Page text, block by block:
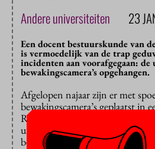
Andere universiteiten 23
Een docent bestuurskunde van
is vermoedelijk van de trap
incidenten aan voorafgegaan:
bewakingscamera’s opgehangen.
Afgelopen najaar zijn er met
bewakingscamera’s geplaatst in
Rotterdamse faculteit Sociale
universiteit probeert een stalker
betrappen,
meldtuniversiteitsblad